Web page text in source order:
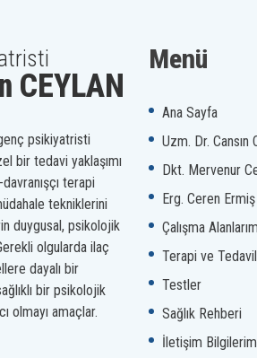
CEYLAN
psikiyatristi
bir tedavi yaklaşımı
terapi
tekniklerini
duygusal, psikolojik
olgularda ilaç
dayalı bir
bir psikolojik
olmayı amaçlar.
Menü
Ana Sayfa
Uzm. Dr. Cansın
Dkt. Mervenur
Erg. Ceren Ermiş
Çalışma
Terapi ve
Testler
Sağlık Rehberi
İletişim Bilgilerim